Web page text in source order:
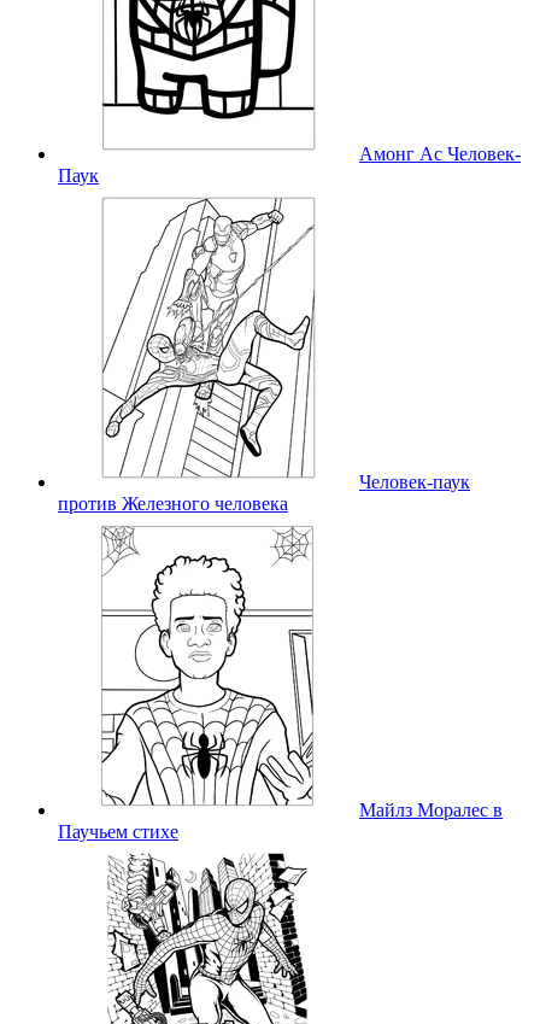
Амонг Ас Человек-
Паук
Человек-паук
против Железного человека
Майлз Моралес в
Паучьем стихе